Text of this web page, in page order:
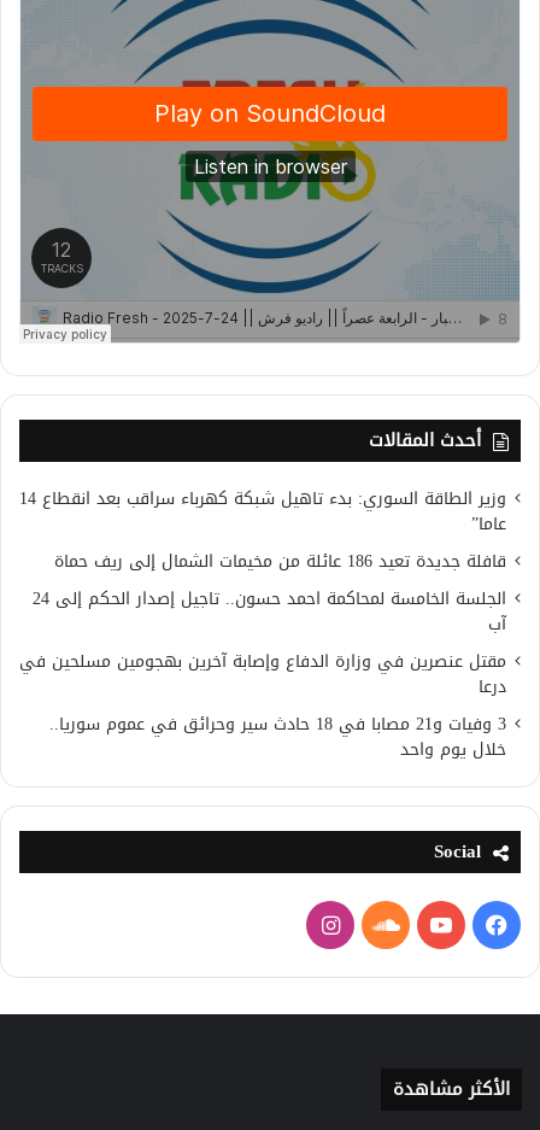
أحدث المقالات
وزير الطاقة السوري: بدء تاهيل شبكة كهرباء سراقب بعد انقطاع 14
عاما”
قافلة جديدة تعيد 186 عائلة من مخيمات الشمال إلى ريف حماة
الجلسة الخامسة لمحاكمة احمد حسون.. تاجيل إصدار الحكم إلى 24
آب
مقتل عنصرين في وزارة الدفاع وإصابة آخرين بهجومين مسلحين في
درعا
3 وفيات و21 مصابا في 18 حادث سير وحرائق في عموم سوريا..
خلال يوم واحد
Social
فيسبوكيوتيوبساوند
كلاود
انستقرام
الأكثر مشاهدة